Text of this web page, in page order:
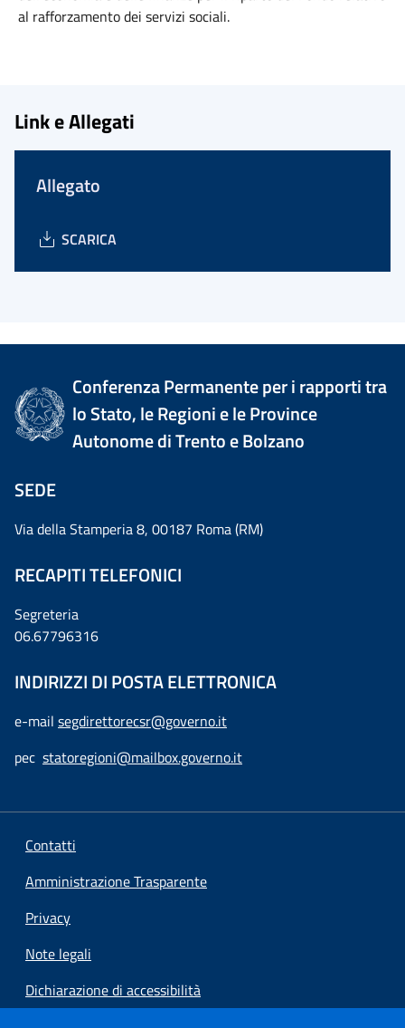
al rafforzamento dei servizi sociali.
Link e Allegati
Allegato
SCARICA
Conferenza Permanente per i rapporti tra
lo Stato, le Regioni e le Province
Autonome di Trento e Bolzano
SEDE
Via della Stamperia 8, 00187 Roma (RM)
RECAPITI TELEFONICI
Segreteria
06.67796316
INDIRIZZI DI POSTA ELETTRONICA
e-mail segdirettorecsr@governo.it
pec statoregioni@mailbox.governo.it
Contatti
Amministrazione Trasparente
Privacy
Note legali
Dichiarazione di accessibilità